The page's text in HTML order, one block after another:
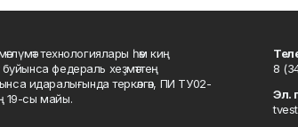
технологиялары һәм киң
буйынса федераль хеҙмәттең
идаралығында теркәлгән, ПИ ТУ02-
19-сы майы.
8
Эл.